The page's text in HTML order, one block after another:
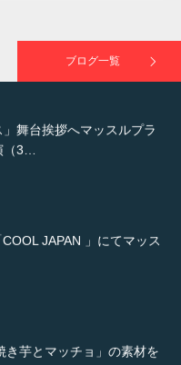
ブログ一覧
舞台挨拶へマッスルプラ
（3…
COOL JAPAN 」にてマッス
き芋とマッチョ」の素材を